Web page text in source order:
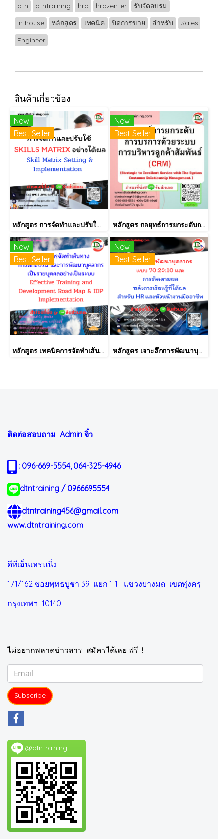
dtn dtntraining hrd hrdzenter
รับจัดอบรม
in house
หลักสูตร เทคนิค ปิดการขาย สำหรับ
Sales
Engineer
สินค้าเกี่ยวข้อง
New
Best Seller
หลักสูตร การจัดทำและปรับใช้ SKILLS MATRIX อย่างได้ผล Skill Matrix Setting & Implementation
New
Best Seller
หลักสูตร กลยุทธ์การยกระดับการบริการด้วยระบบการบริหารลูกค้าสัมพันธ์ (CRM)
New
Best Seller
หลักสูตร เทคนิคการจัดทำเส้นทางการฝึกอบรม และการพัฒนาบุคลากร เป็นรายบุคคลอย่างเป็นระบบ Effective Training and Development Road Map & IDP Implementation
New
Best Seller
หลักสูตร เจาะลึกการพัฒนาบุคลากรแบบ 70:20:10 และการติดตามผลหลังการเรียนรู้ที่ได้ผล สำหรับ HR และหัวหน้างานมืออาชีพ
ติดต่อสอบถาม Admin จิ๋ว
: 096-669-5554, 064-325-4946
dtntraining / 0966695554
dtntraining456@gmail.com
www.dtntraining.com
ดีทีเอ็นเทรนนิ่ง
171/162 ซอยพุทธบูชา 39 แยก 1-1 แขวงบางมด เขตทุ่งครุ
กรุงเทพฯ 10140
ไม่อยากพลาดข่าวสาร สมัครได้เลย ฟรี !!
Subscribe
@dtntraining